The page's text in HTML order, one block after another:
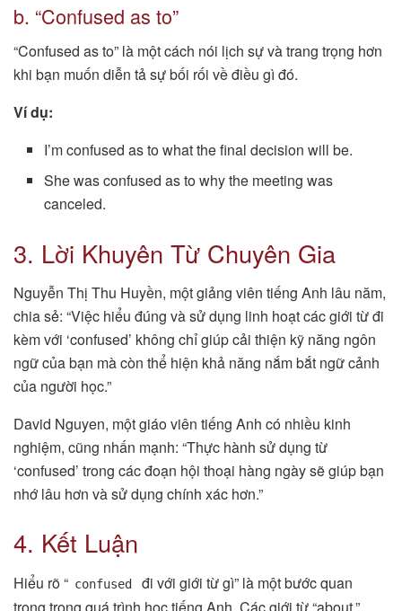
b. “Confused as to”
“Confused as to” là một cách nói lịch sự và trang trọng hơn
khi bạn muốn diễn tả sự bối rối về điều gì đó.
Ví dụ:
I’m confused as to what the final decision will be.
She was confused as to why the meeting was
canceled.
3. Lời Khuyên Từ Chuyên Gia
Nguyễn Thị Thu Huyền, một giảng viên tiếng Anh lâu năm,
chia sẻ: “Việc hiểu đúng và sử dụng linh hoạt các giới từ đi
kèm với ‘confused’ không chỉ giúp cải thiện kỹ năng ngôn
ngữ của bạn mà còn thể hiện khả năng nắm bắt ngữ cảnh
của người học.”
David Nguyen, một giáo viên tiếng Anh có nhiều kinh
nghiệm, cũng nhấn mạnh: “Thực hành sử dụng từ
‘confused’ trong các đoạn hội thoại hàng ngày sẽ giúp bạn
nhớ lâu hơn và sử dụng chính xác hơn.”
4. Kết Luận
Hiểu rõ “ confused
đi với giới từ gì” là một bước quan
trọng trong quá trình học tiếng Anh. Các giới từ “about,”